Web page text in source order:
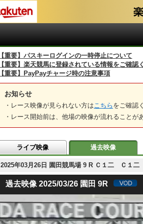
【重要】パスキーログインの一時停止について
【重要】楽天競馬に登録されている情報をご確認
【重要】PayPayチャージ時の注意事項
お知らせ
・レース映像が見られない方は こちら をご確認
・レース開始前は、他場の映像が流れることが
ライブ映像 過去映像
2025年03月26日 園田競馬場 9 R Ｃ１二 Ｃ１
過去映像 2025/03/26 園田 9R